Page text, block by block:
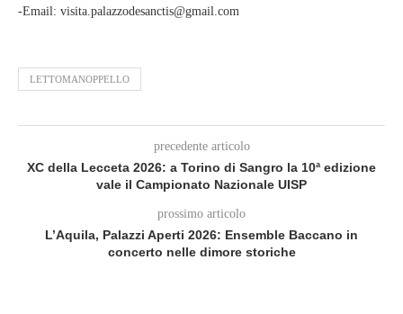
-Email: visita.palazzodesanctis@gmail.com
LETTOMANOPPELLO
precedente articolo
XC della Lecceta 2026: a Torino di Sangro la 10ª edizione
vale il Campionato Nazionale UISP
prossimo articolo
L’Aquila, Palazzi Aperti 2026: Ensemble Baccano in
concerto nelle dimore storiche